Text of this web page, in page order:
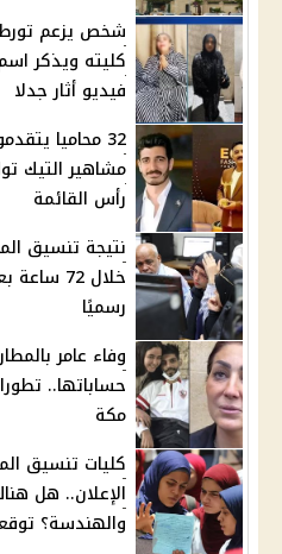
شخص يزعم
كليته ويذكر
فيديو أثار جدلا
مشاهير التيك
رأس القائمة
خلال 72
رسميًا
وفاء عامر
حساباتها..
مكة
كليات تنسيق
الإعلان.. هل
والهندسة؟